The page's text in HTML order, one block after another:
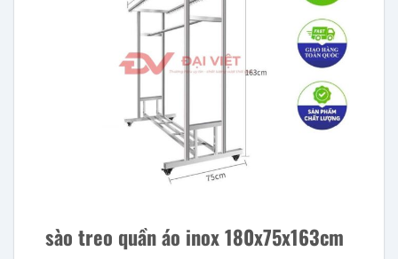
sào treo quần áo inox 180x75x163cm